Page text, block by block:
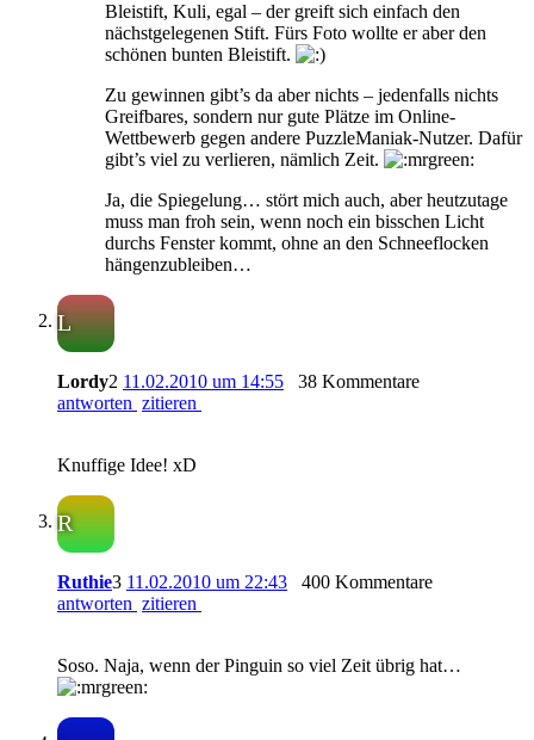
Bleistift, Kuli, egal – der greift sich einfach den
nächstgelegenen Stift. Fürs Foto wollte er aber den
schönen bunten Bleistift.
Zu gewinnen gibt’s da aber nichts – jedenfalls nichts
Greifbares, sondern nur gute Plätze im Online-
Wettbewerb gegen andere PuzzleManiak-Nutzer. Dafür
gibt’s viel zu verlieren, nämlich Zeit.
Ja, die Spiegelung… stört mich auch, aber heutzutage
muss man froh sein, wenn noch ein bisschen Licht
durchs Fenster kommt, ohne an den Schneeflocken
hängenzubleiben…
L
Lordy2 11.02.2010 um 14:55
38 Kommentare
antworten zitieren
Knuffige Idee! xD
R
Ruthie3 11.02.2010 um 22:43
400 Kommentare
antworten zitieren
Soso. Naja, wenn der Pinguin so viel Zeit übrig hat…